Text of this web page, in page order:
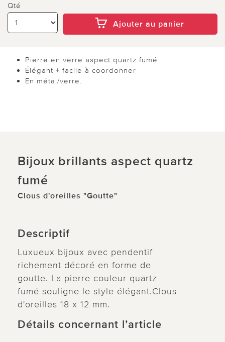
Qté
Ajouter au panier
Pierre en verre aspect quartz fumé
Élégant + facile à coordonner
En métal/verre.
Bijoux brillants aspect quartz
fumé
Clous d'oreilles "Goutte"
Descriptif
Luxueux bijoux avec pendentif
richement décoré en forme de
goutte. La pierre couleur quartz
fumé souligne le style élégant.Clous
d'oreilles 18 x 12 mm.
Détails concernant l’article